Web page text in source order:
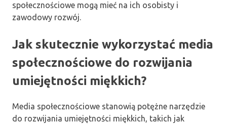
społecznościowe mogą mieć na ich osobisty i
zawodowy rozwój.
Jak skutecznie wykorzystać media
społecznościowe do rozwijania
umiejętności miękkich?
Media społecznościowe stanowią potężne narzędzie
do rozwijania umiejętności miękkich, takich jak